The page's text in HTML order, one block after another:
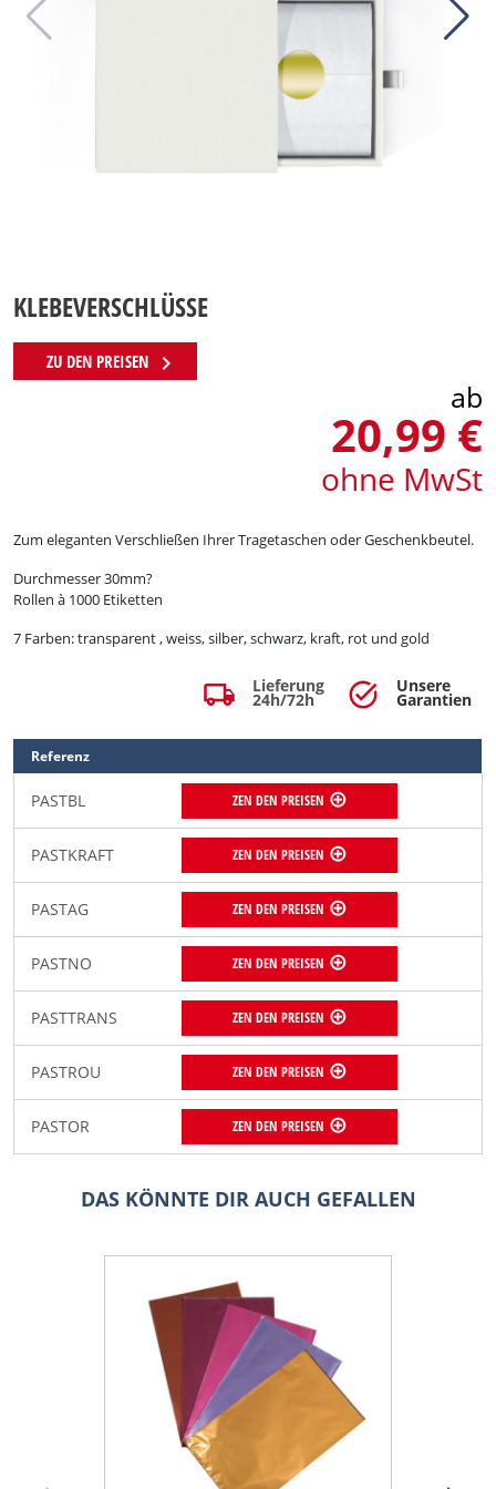
KLEBEVERSCHLÜSSE
ZU DEN PREISEN chevron_right
ab
20,99 €
ohne MwSt
Zum eleganten Verschließen Ihrer Tragetaschen oder Geschenkbeutel.
Durchmesser 30mm?
Rollen à 1000 Etiketten
7 Farben: transparent , weiss, silber, schwarz, kraft, rot und gold
local_shipping Lieferung
24h/72h task_alt Unsere
Garantien
Referenz
PASTBL ZEN DEN PREISEN
PASTKRAFT ZEN DEN PREISEN
PASTAG ZEN DEN PREISEN
PASTNO ZEN DEN PREISEN
PASTTRANS ZEN DEN PREISEN
PASTROU ZEN DEN PREISEN
PASTOR ZEN DEN PREISEN
DAS KÖNNTE DIR AUCH GEFALLEN